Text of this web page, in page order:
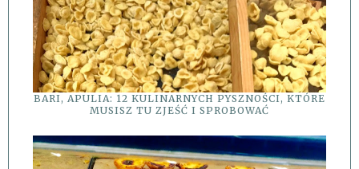
BARI, APULIA: 12 KULINARNYCH PYSZNOŚCI, KTÓRE
MUSISZ TU ZJEŚĆ I SPROBOWAĆ